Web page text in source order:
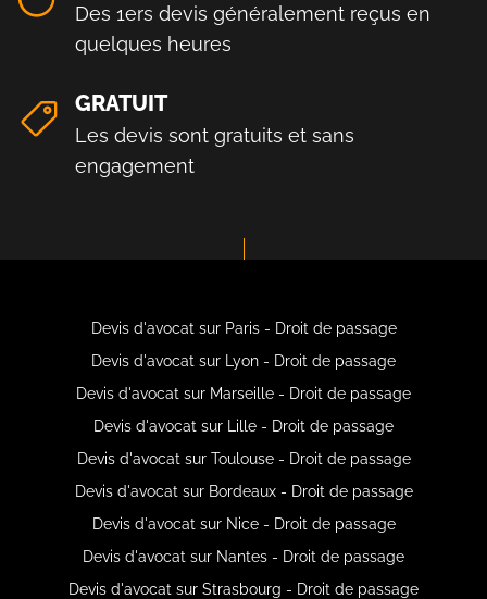
Des 1ers devis généralement reçus en
quelques heures
GRATUIT
Les devis sont gratuits et sans
engagement
Devis d'avocat sur Paris - Droit de passage
Devis d'avocat sur Lyon - Droit de passage
Devis d'avocat sur Marseille - Droit de passage
Devis d'avocat sur Lille - Droit de passage
Devis d'avocat sur Toulouse - Droit de passage
Devis d'avocat sur Bordeaux - Droit de passage
Devis d'avocat sur Nice - Droit de passage
Devis d'avocat sur Nantes - Droit de passage
Devis d'avocat sur Strasbourg - Droit de passage